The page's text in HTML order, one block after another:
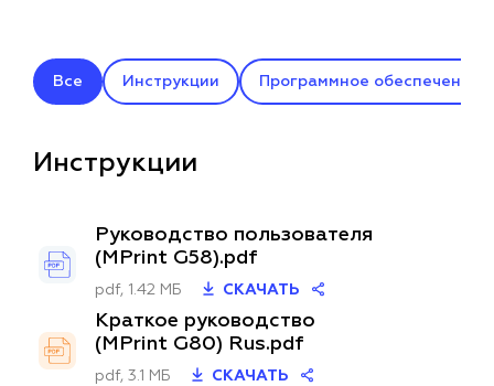
Все Инструкции Программное обеспечение
Инструкции
Руководство пользователя
(MPrint G58).pdf
pdf, 1.42 МБ СКАЧАТЬ
Краткое руководство
(MPrint G80) Rus.pdf
pdf, 3.1 МБ СКАЧАТЬ